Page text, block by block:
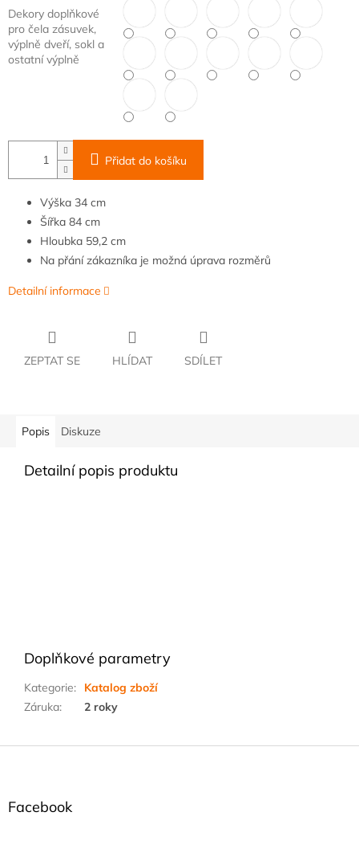
Dekory doplňkové
pro čela zásuvek,
výplně dveří, sokl a
ostatní výplně
Přidat do košíku
Výška 34 cm
Šířka 84 cm
Hloubka 59,2 cm
Na přání zákazníka je možná úprava rozměrů
Detailní informace
ZEPTAT SE HLÍDAT SDÍLET
Popis Diskuze
Detailní popis produktu
Doplňkové parametry
Kategorie:
Katalog zboží
Záruka: 2 roky
Z
Facebook